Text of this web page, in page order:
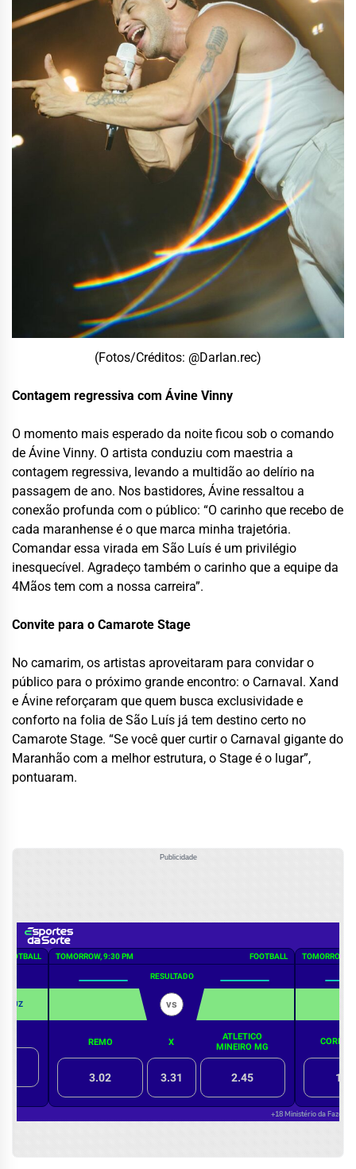
(Fotos/Créditos: @Darlan.rec)
Contagem regressiva com Ávine Vinny
O momento mais esperado da noite ficou sob o comando
de Ávine Vinny. O artista conduziu com maestria a
contagem regressiva, levando a multidão ao delírio na
passagem de ano. Nos bastidores, Ávine ressaltou a
conexão profunda com o público: “O carinho que recebo de
cada maranhense é o que marca minha trajetória.
Comandar essa virada em São Luís é um privilégio
inesquecível. Agradeço também o carinho que a equipe da
4Mãos tem com a nossa carreira”.
Convite para o Camarote Stage
No camarim, os artistas aproveitaram para convidar o
público para o próximo grande encontro: o Carnaval. Xand
e Ávine reforçaram que quem busca exclusividade e
conforto na folia de São Luís já tem destino certo no
Camarote Stage. “Se você quer curtir o Carnaval gigante do
Maranhão com a melhor estrutura, o Stage é o lugar”,
pontuaram.
Publicidade